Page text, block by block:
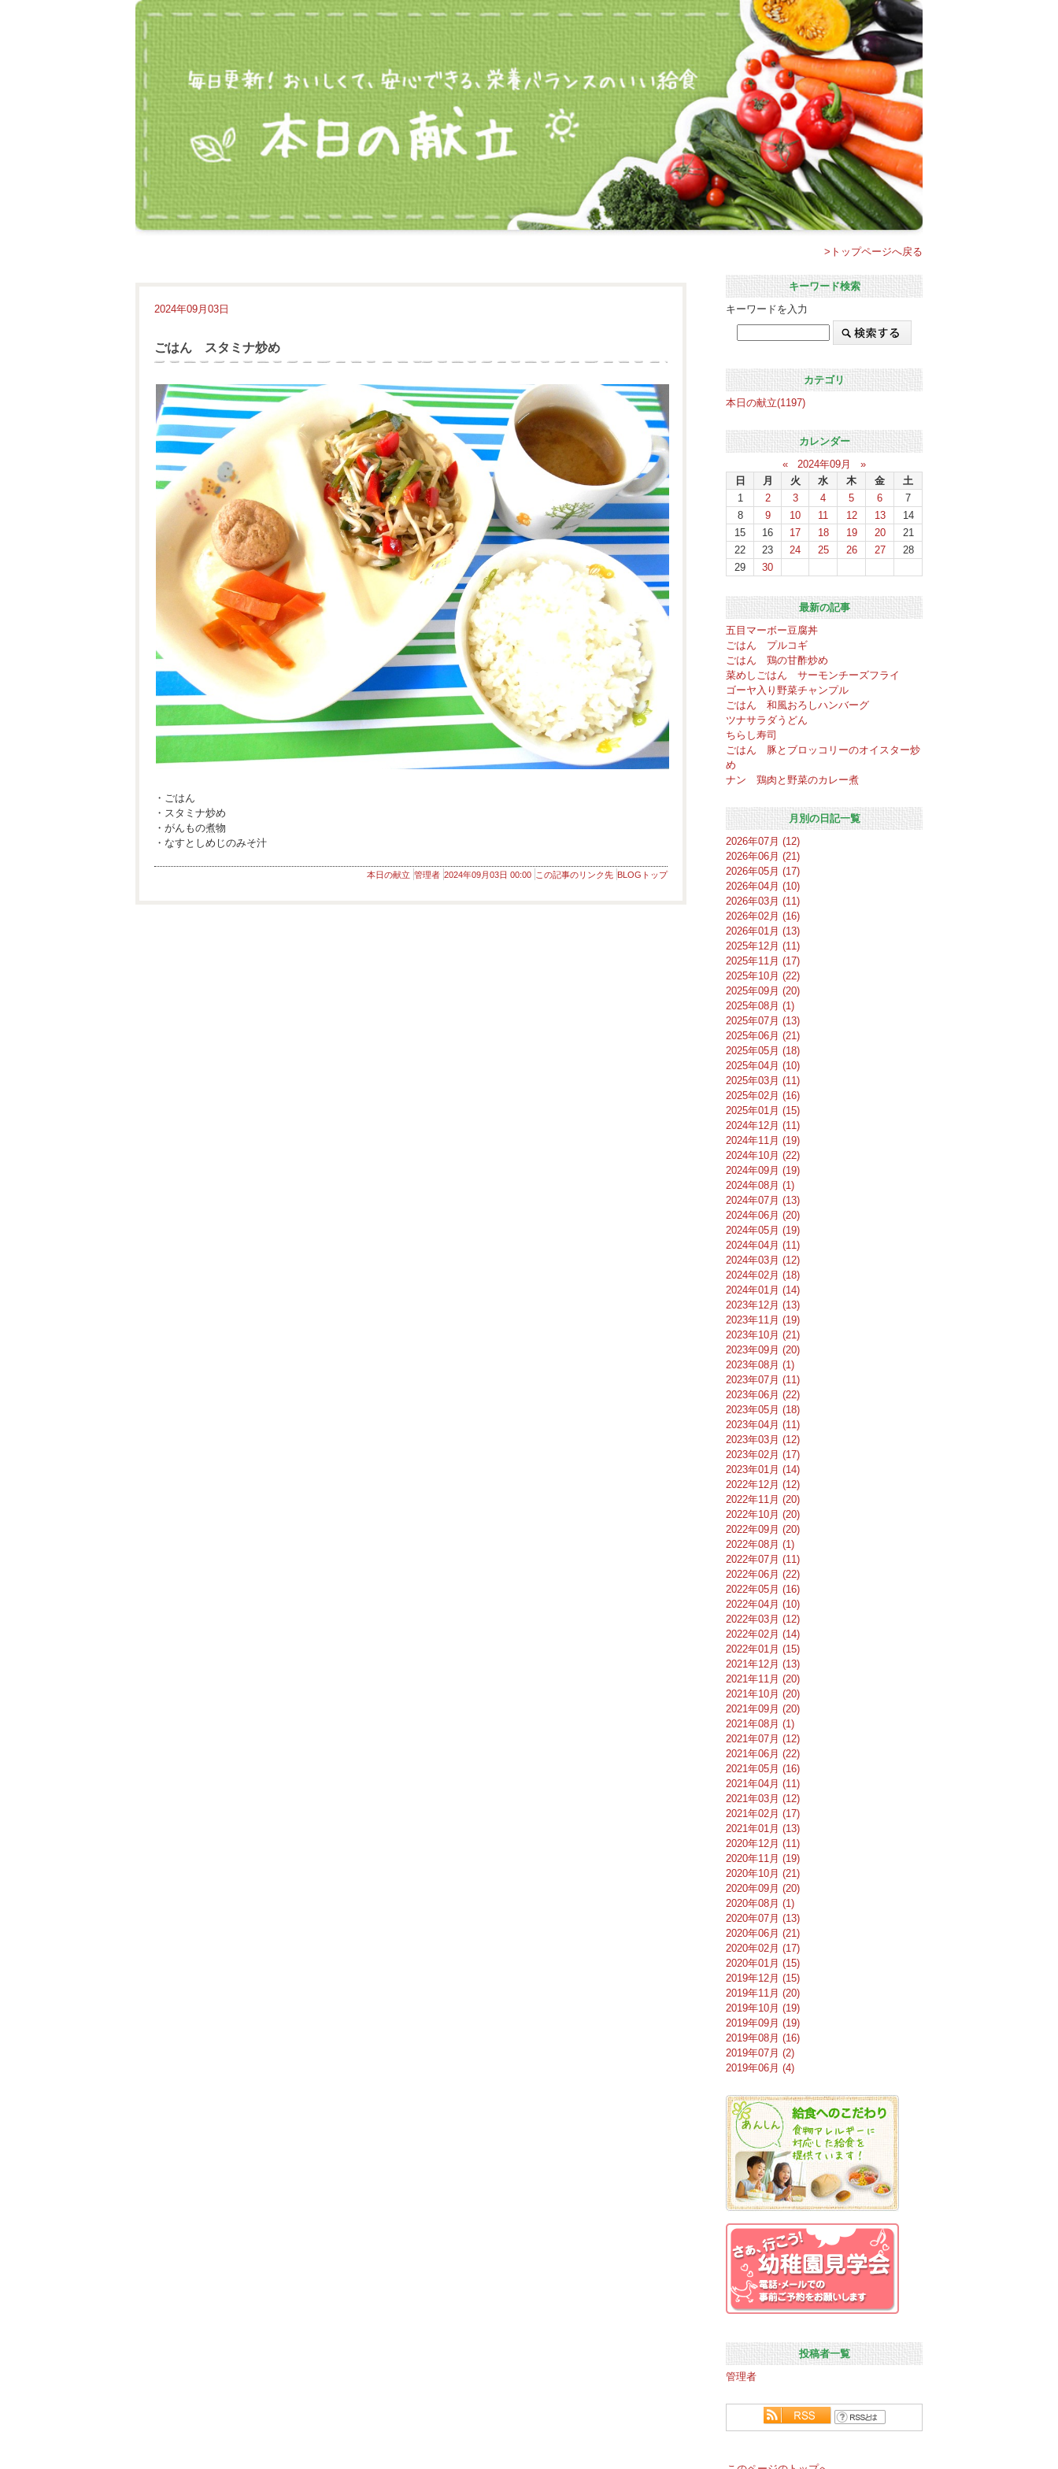
>トップページへ戻る
2024年09月03日
ごはん スタミナ炒め
・ごはん
・スタミナ炒め
・がんもの煮物
・なすとしめじのみそ汁
本日の献立 管理者 2024年09月03日 00:00 この記事のリンク先 BLOGトップ
キーワード検索
キーワードを入力
カテゴリ
本日の献立(1197)
カレンダー
«
2024年09月
»
日
月 火 水 木 金
土
1
2 3 4 5 6
7
8
9 10 11 12 13
14
15
16 17 18 19 20
21
22
23 24 25 26 27
28
29
30
最新の記事
五目マーボー豆腐丼
ごはん プルコギ
ごはん 鶏の甘酢炒め
菜めしごはん サーモンチーズフライ
ゴーヤ入り野菜チャンプル
ごはん 和風おろしハンバーグ
ツナサラダうどん
ちらし寿司
ごはん 豚とブロッコリーのオイスター炒
め
ナン 鶏肉と野菜のカレー煮
月別の日記一覧
2026年07月 (12)
2026年06月 (21)
2026年05月 (17)
2026年04月 (10)
2026年03月 (11)
2026年02月 (16)
2026年01月 (13)
2025年12月 (11)
2025年11月 (17)
2025年10月 (22)
2025年09月 (20)
2025年08月 (1)
2025年07月 (13)
2025年06月 (21)
2025年05月 (18)
2025年04月 (10)
2025年03月 (11)
2025年02月 (16)
2025年01月 (15)
2024年12月 (11)
2024年11月 (19)
2024年10月 (22)
2024年09月 (19)
2024年08月 (1)
2024年07月 (13)
2024年06月 (20)
2024年05月 (19)
2024年04月 (11)
2024年03月 (12)
2024年02月 (18)
2024年01月 (14)
2023年12月 (13)
2023年11月 (19)
2023年10月 (21)
2023年09月 (20)
2023年08月 (1)
2023年07月 (11)
2023年06月 (22)
2023年05月 (18)
2023年04月 (11)
2023年03月 (12)
2023年02月 (17)
2023年01月 (14)
2022年12月 (12)
2022年11月 (20)
2022年10月 (20)
2022年09月 (20)
2022年08月 (1)
2022年07月 (11)
2022年06月 (22)
2022年05月 (16)
2022年04月 (10)
2022年03月 (12)
2022年02月 (14)
2022年01月 (15)
2021年12月 (13)
2021年11月 (20)
2021年10月 (20)
2021年09月 (20)
2021年08月 (1)
2021年07月 (12)
2021年06月 (22)
2021年05月 (16)
2021年04月 (11)
2021年03月 (12)
2021年02月 (17)
2021年01月 (13)
2020年12月 (11)
2020年11月 (19)
2020年10月 (21)
2020年09月 (20)
2020年08月 (1)
2020年07月 (13)
2020年06月 (21)
2020年02月 (17)
2020年01月 (15)
2019年12月 (15)
2019年11月 (20)
2019年10月 (19)
2019年09月 (19)
2019年08月 (16)
2019年07月 (2)
2019年06月 (4)
投稿者一覧
管理者